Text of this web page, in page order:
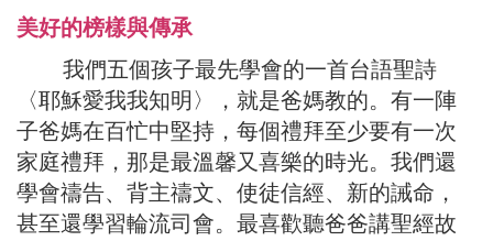
美好的榜樣與傳承
我們五個孩子最先學會的一首台語聖詩
〈耶穌愛我我知明〉，就是爸媽教的。有一陣
子爸媽在百忙中堅持，每個禮拜至少要有一次
家庭禮拜，那是最溫馨又喜樂的時光。我們還
學會禱告、背主禱文、使徒信經、新的誡命，
甚至還學習輪流司會。最喜歡聽爸爸講聖經故